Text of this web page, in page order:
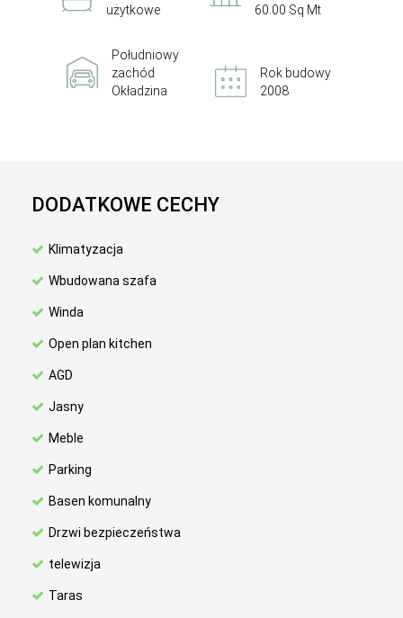
użytkowe
60.00 Sq Mt
Południowy
zachód
Okładzina
Rok budowy
2008
DODATKOWE CECHY
Klimatyzacja
Wbudowana szafa
Winda
Open plan kitchen
AGD
Jasny
Meble
Parking
Basen komunalny
Drzwi bezpieczeństwa
telewizja
Taras